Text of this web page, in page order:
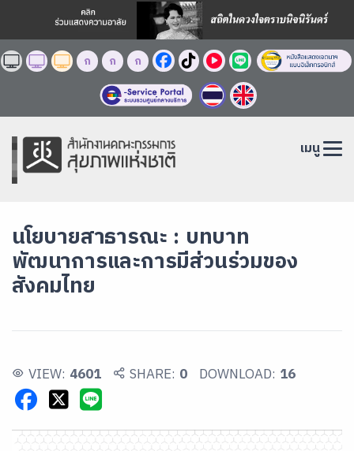
ก ก ก
เมนู
นโยบายสาธารณะ : บทบาท
พัฒนาการและการมีส่วนร่วมของ
สังคมไทย
VIEW: 4601 SHARE: 0 DOWNLOAD: 16